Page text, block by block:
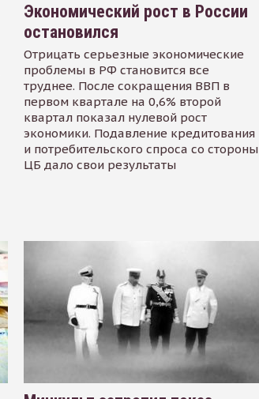
Экономический рост в России
остановился
Отрицать серьезные экономические
проблемы в РФ становится все
труднее. После сокращения ВВП в
первом квартале на 0,6% второй
квартал показал нулевой рост
экономики. Подавление кредитования
и потребительского спроса со стороны
ЦБ дало свои результаты